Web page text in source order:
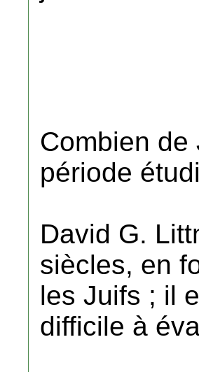
Combien
période
David G.
siècles, en
les Juifs ; il
difficile à